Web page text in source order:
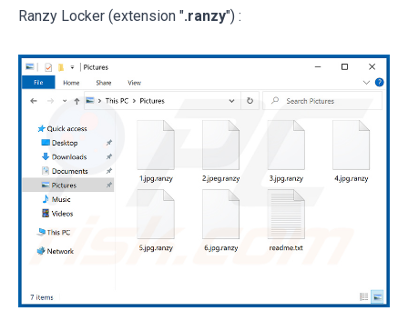
Ranzy Locker (extension ".ranzy") :